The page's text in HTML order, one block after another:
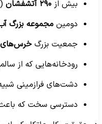
بیش از۲۹۰ آتشفشان
دومینمجموعه بزرگ
جمعیت بزرگخرس‌های
رودخانه‌هایی که از
دشت‌های فرازمینی
دسترسی سخت که باعث